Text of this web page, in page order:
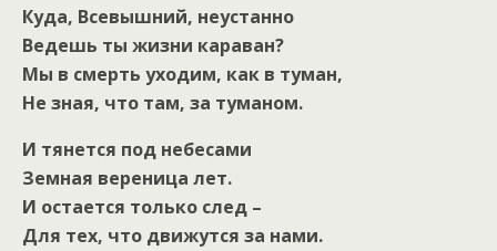
Куда, Всевышний, неустанно
Ведешь ты жизни караван?
Мы в смерть уходим, как в туман,
Не зная, что там, за туманом.
И тянется под небесами
Земная вереница лет.
И остается только след –
Для тех, что движутся за нами.